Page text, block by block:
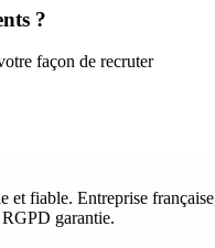
?
façon de recruter
fiable. Entreprise
garantie.